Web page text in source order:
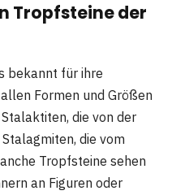
Tropfsteine der
bekannt für ihre
Formen und Größen
die von der
die vom
Tropfsteine sehen
an Figuren oder